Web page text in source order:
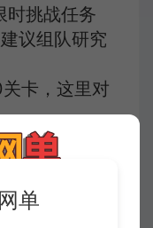
挑战任务
议组队研究
卡，这里对
提升宝石。
获取高阶命
方血祭礼包
单